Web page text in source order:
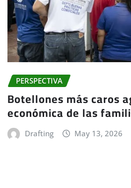
PERSPECTIVA
Botellones más caros
económica de las
Drafting May 13, 2026